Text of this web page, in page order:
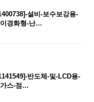
설비-보수보강용-
경화형-난…
반도체-및-LCD용-
스-점…